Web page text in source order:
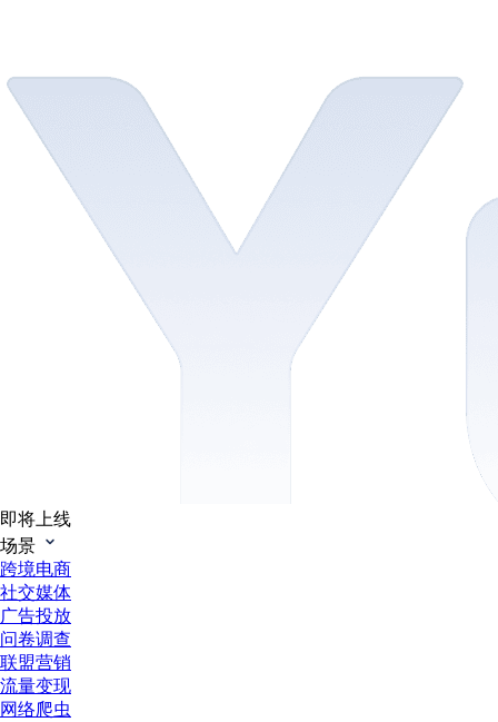
即将上线
场景
跨境电商
社交媒体
广告投放
问卷调查
联盟营销
流量变现
网络爬虫